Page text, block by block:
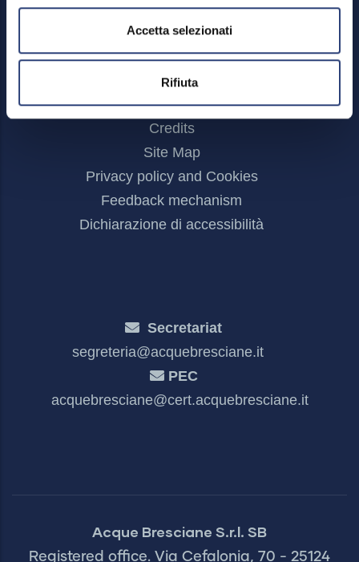
Accetta selezionati
Rifiuta
Footer
Menu
Reserved area
Credits
Site Map
Privacy policy and Cookies
Feedback mechanism
Dichiarazione di accessibilità
Secretariat
segreteria@acquebresciane.it
PEC
acquebresciane@cert.acquebresciane.it
Acque Bresciane S.r.l. SB
Registered office. Via Cefalonia, 70 - 25124